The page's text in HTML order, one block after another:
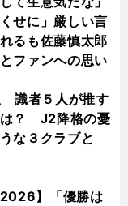
せに」厳しい言
るも佐藤慎太郎
ファンへの思い
識者５人が推す
は？ J2降格の憂
な３クラブと
2026】「優勝は